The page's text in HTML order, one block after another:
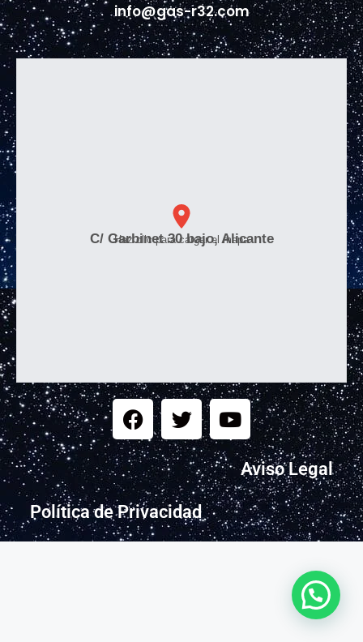
info@gas-r32.com
C/ Garbinet 30 bajo, Alicante
Haz clic para cargar el mapa
Aviso Legal
Política de Privacidad